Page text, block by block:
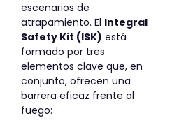
escenarios de
atrapamiento. El Integral
Safety Kit (ISK) está
formado por tres
elementos clave que, en
conjunto, ofrecen una
barrera eficaz frente al
fuego: